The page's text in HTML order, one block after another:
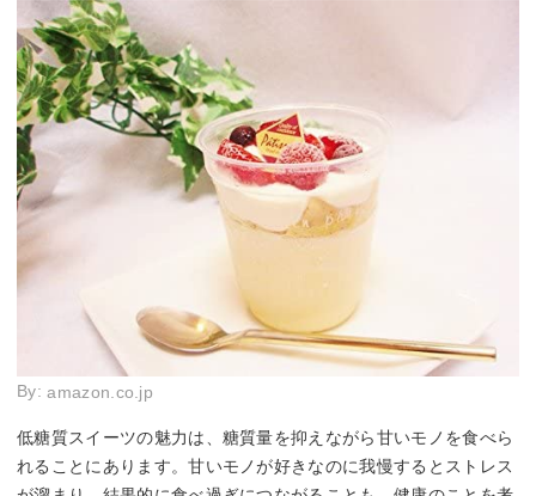
By:amazon.co.jp
低糖質スイーツの魅力は、糖質量を抑えながら甘いモノを食べら
れることにあります。甘いモノが好きなのに我慢するとストレス